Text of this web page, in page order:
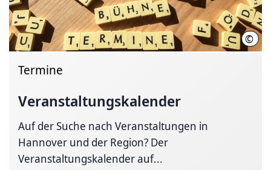
©
Termine
Veranstaltungskalender
Auf der Suche nach Veranstaltungen in
Hannover und der Region? Der
Veranstaltungskalender auf...